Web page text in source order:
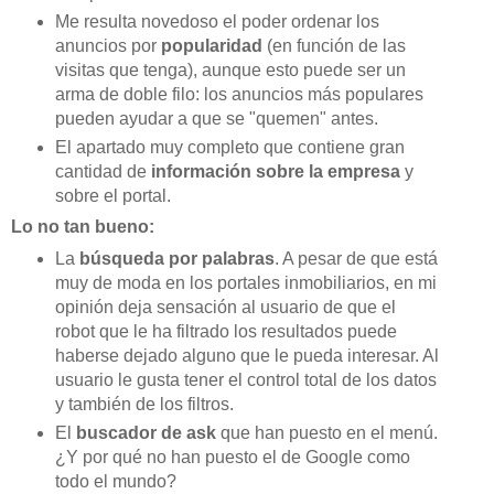
Me resulta novedoso el poder ordenar los
anuncios por popularidad (en función de las
visitas que tenga), aunque esto puede ser un
arma de doble filo: los anuncios más populares
pueden ayudar a que se "quemen" antes.
El apartado muy completo que contiene gran
cantidad deinformación sobre la empresay
sobre el portal.
Lo no tan bueno:
La búsqueda por palabras. A pesar de que está
muy de moda en los portales inmobiliarios, en mi
opinión deja sensación al usuario de que el
robot que le ha filtrado los resultados puede
haberse dejado alguno que le pueda interesar. Al
usuario le gusta tener el control total de los datos
y también de los filtros.
El
buscador de askque han puesto en el menú.
¿Y por qué no han puesto el de Google como
todo el mundo?